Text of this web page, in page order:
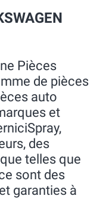
Pièces
de pièces
auto
et
des
telles que
sont des
garanties à